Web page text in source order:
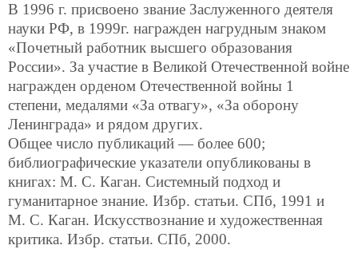
В 1996 г. присвоено звание Заслуженного деятеля
науки РФ, в 1999г. награжден нагрудным знаком
«Почетный работник высшего образования
России». За участие в Великой Отечественной войне
награжден орденом Отечественной войны 1
степени, медалями «За отвагу», «За оборону
Ленинграда» и рядом других.
Общее число публикаций — более 600;
библиографические указатели опубликованы в
книгах: М. С. Каган. Системный подход и
гуманитарное знание. Избр. статьи. СПб, 1991 и
М. С. Каган. Искусствознание и художественная
критика. Избр. статьи. СПб, 2000.